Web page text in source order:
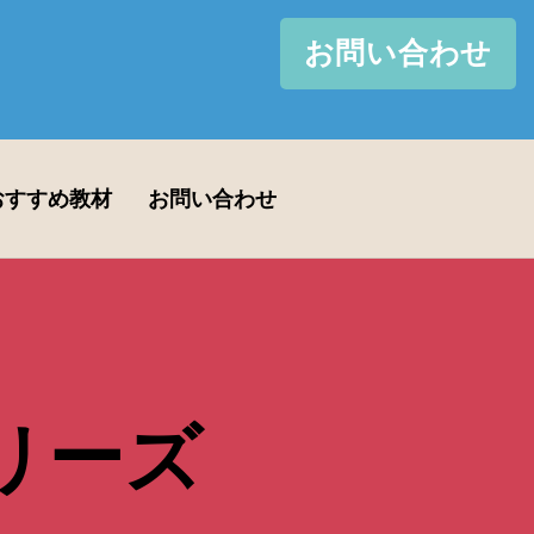
お問い合わせ
すすめ教材 お問い合わせ
ーズ